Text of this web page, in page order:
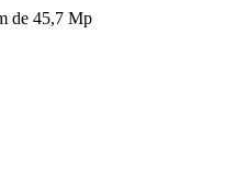
de 45,7 Mp